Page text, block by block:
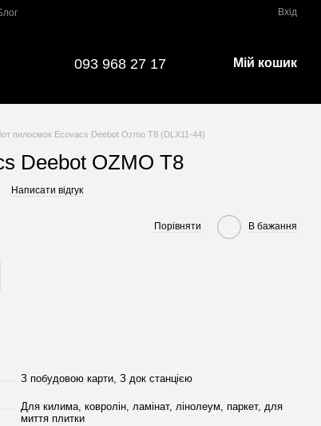
Вхід
093 968 27 17 Мій кошик
пилосмок Ecovacs Deebot Ozmo T8 (DLX11-44)
Deebot OZMO T8
Написати відгук
Порівняти В бажання
З побудовою карти, З док станцією
Для килима, ковролін, ламінат, лінолеум, паркет, для
миття плитки